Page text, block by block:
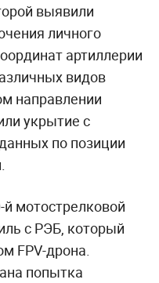
выявили
личного
артиллерии
видов
направлении
укрытие с
по позиции
мотострелковой
с РЭБ, который
FPV-дрона.
попытка